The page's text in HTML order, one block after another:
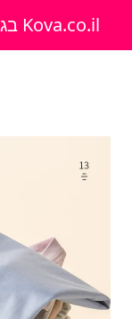
Kova.co.il בגדים צנועים בסטייל